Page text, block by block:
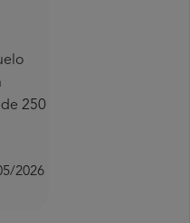
250
2026